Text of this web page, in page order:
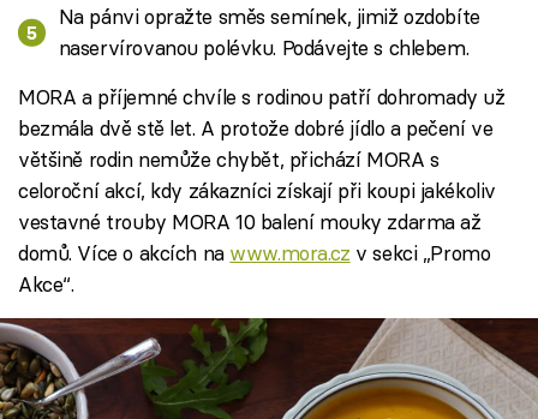
Na pánvi opražte směs semínek, jimiž ozdobíte
naservírovanou polévku. Podávejte s chlebem.
MORA a příjemné chvíle s rodinou patří dohromady už
bezmála dvě stě let. A protože dobré jídlo a pečení ve
většině rodin nemůže chybět, přichází MORA s
celoroční akcí, kdy zákazníci získají při koupi jakékoliv
vestavné trouby MORA 10 balení mouky zdarma až
domů. Více o akcích na www.mora.cz v sekci „Promo
Akce“.